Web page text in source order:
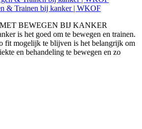
& Trainen bij kanker | WKOF
BEWEGEN BIJ KANKER
is het goed om te bewegen en trainen.
fit mogelijk te blijven is het belangrijk om
en behandeling te bewegen en zo